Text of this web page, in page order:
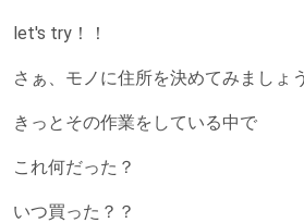
let's try！！
さぁ、モノに住所を決めてみましょ
きっとその作業をしている中で
これ何だった？
いつ買った？？